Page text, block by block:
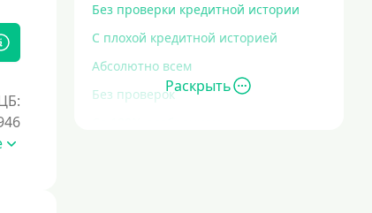
Без проверки кредитной истории
С плохой кредитной историей
Абсолютно всем
Без проверокРаскрыть